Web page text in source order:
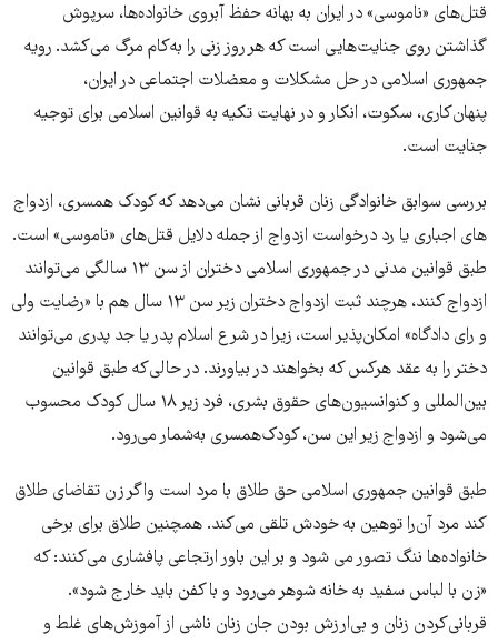
قتل‌های «ناموسی» در ایران به بهانه حفظ آبروی خانواده‌ها، سرپوش
گذاشتن روی جنایت‌هایی است که هر روز زنی را به‌کام مرگ می‌کشد. رویه
جمهوری اسلامی در حل مشکلات و معضلات اجتماعی در ایران،
پنهان‌کاری، سکوت، انکار و در نهایت تکیه به قوانین اسلامی برای توجیه
جنایت است.
بررسی سوابق خانوادگی زنان قربانی نشان می‌دهد که کودک همسری، ازدواج
های اجباری یا رد درخواست ازدواج از جمله دلایل قتل‌های «ناموسی» است.
طبق قوانین مدنی در جمهوری اسلامی دختران از سن ۱۳ سالگی می‌توانند
ازدواج کنند، هرچند ثبت ازدواج دختران زیر سن ۱۳ سال هم با «رضایت ولی
و رای دادگاه» امکان‌پذیر است، زیرا در شرع اسلام پدر یا جد پدری می‌توانند
دختر را به عقد هرکس که بخواهند در بیاورند. در حالی‌که طبق قوانین
بین‌المللی و کنوانسیون‌های حقوق بشری، فرد زیر ۱۸ سال کودک محسوب
می‌شود و ازدواج زیر این سن، کودک‌همسری به‌شمار می‌رود.
طبق قوانین جمهوری اسلامی حق طلاق با مرد است واگر زن تقاضای طلاق
کند مرد آن‌را توهین به خودش تلقی می‌کند. همچنین طلاق برای برخی
خانواده‌ها ننگ تصور می شود و بر این باور ارتجاعی پافشاری می‌کنند: که
«زن با لباس سفید به خانه شوهر می‌رود و با کفن باید خارج شود».
قربانی‌کردن زنان و بی‌ارزش بودن جان زنان ناشی از آموزش‌های غلط و